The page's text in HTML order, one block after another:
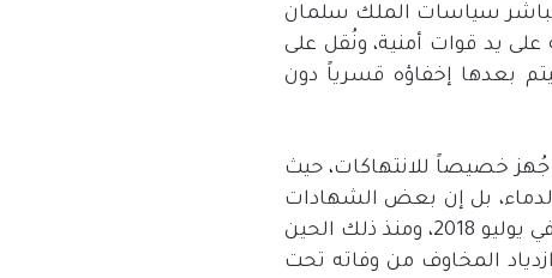
سياسات الملك سلمان
يد قوات أمنية، ونُقل على
بعدها إخفاؤه قسرياً دون
خصيصاً للانتهاكات، حيث
بل إن بعض الشهادات
يوليو
، ومنذ ذلك الحين
المخاوف من وفاته تحت